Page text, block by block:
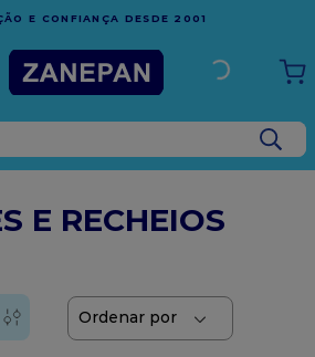
ACIMA DE R$1.000,00 PARA O
E RECHEIOS